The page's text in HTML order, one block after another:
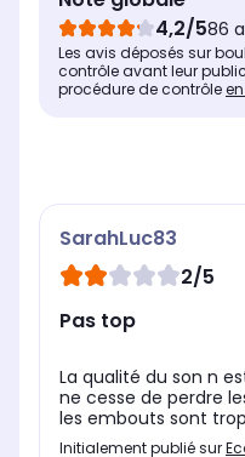
Temps de charge des écouteurs
2h30
4,2/586
Les avis déposés sur
contrôle avant leur
procédure de contrôle
SarahLuc83
2/5
Pas top
La qualité du son n
ne cesse de perdre
les embouts sont
Initialement publié sur